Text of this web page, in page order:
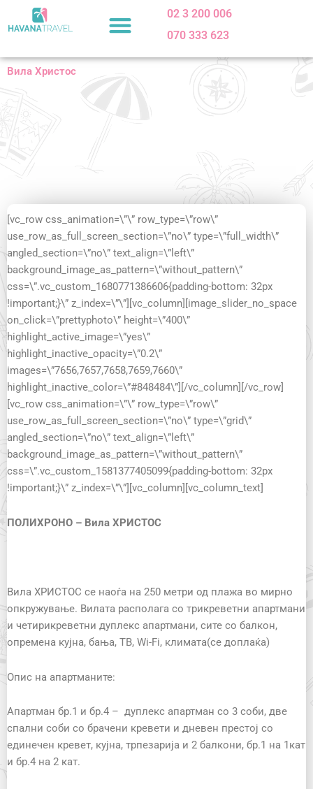
to
02 3 200 006
070 333 623
Вила Христос
[vc_row css_animation=\”\” row_type=\”row\”
use_row_as_full_screen_section=\”no\” type=\”full_width\”
angled_section=\”no\” text_align=\”left\”
background_image_as_pattern=\”without_pattern\”
css=\”.vc_custom_1680771386606{padding-bottom: 32px
!important;}\” z_index=\”\”][vc_column][image_slider_no_space
on_click=\”prettyphoto\” height=\”400\”
highlight_active_image=\”yes\”
highlight_inactive_opacity=\”0.2\”
images=\”7656,7657,7658,7659,7660\”
highlight_inactive_color=\”#848484\”][/vc_column][/vc_row]
[vc_row css_animation=\”\” row_type=\”row\”
use_row_as_full_screen_section=\”no\” type=\”grid\”
angled_section=\”no\” text_align=\”left\”
background_image_as_pattern=\”without_pattern\”
css=\”.vc_custom_1581377405099{padding-bottom: 32px
!important;}\” z_index=\”\”][vc_column][vc_column_text]
ПОЛИХРОНО – Вила ХРИСТОС
Вила ХРИСТОС се наоѓа на 250 метри од плажа во мирно
опкружување. Вилата располага со трикреветни апартмани
и четирикреветни дуплекс апартмани, сите со балкон,
опремена кујна, бања, ТВ, Wi-Fi, климата(се доплаќа)
Опис на апартманите:
Апартман бр.1 и бр.4 – дуплекс апартман со 3 соби, две
спални соби со брачени кревети и дневен престој со
единечен кревет, кујна, трпезарија и 2 балкони, бр.1 на 1кат
и бр.4 на 2 кат.